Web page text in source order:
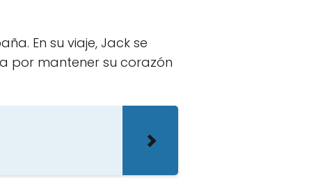
En su viaje, Jack se
por mantener su corazón